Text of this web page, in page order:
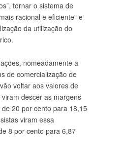
tornar o sistema de
racional e eficiente” e
da utilização do
nomeadamente a
de comercialização de
voltar aos valores de
descer as margens
20 por cento para 18,15
viram essa
8 por cento para 6,87